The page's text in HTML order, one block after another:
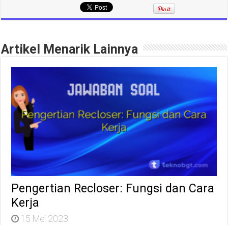
Artikel Menarik Lainnya
Pengertian Recloser: Fungsi dan Cara
Kerja
15 Mei 2023